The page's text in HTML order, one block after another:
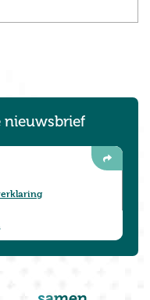
nieuwsbrief